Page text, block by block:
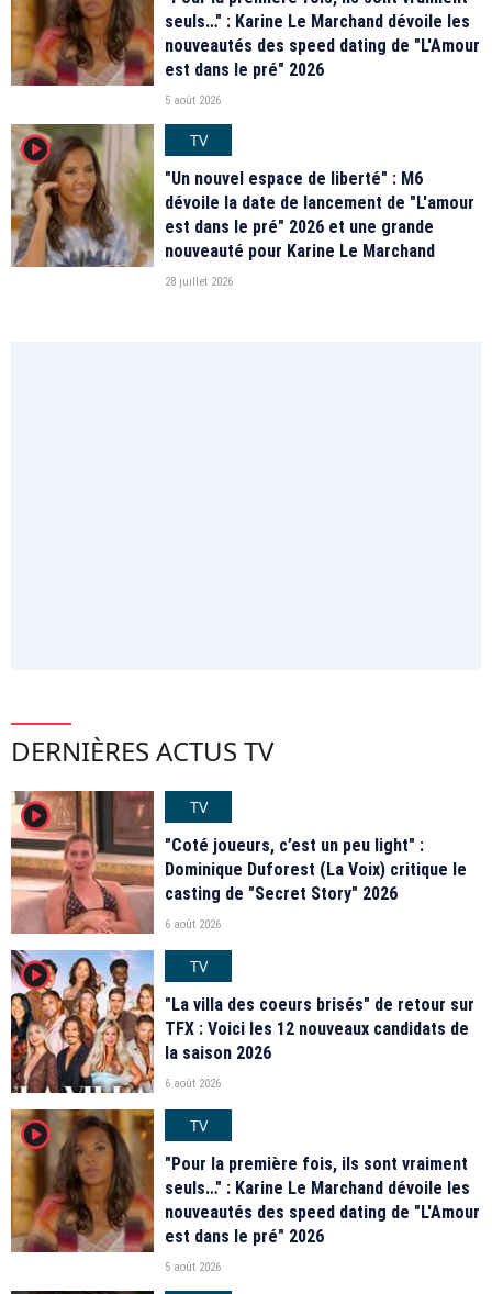
seuls…" : Karine Le Marchand dévoile les
nouveautés des speed dating de "L'Amour
est dans le pré" 2026
5 août 2026
player2
TV
"Un nouvel espace de liberté" : M6
dévoile la date de lancement de "L'amour
est dans le pré" 2026 et une grande
nouveauté pour Karine Le Marchand
28 juillet 2026
DERNIÈRES ACTUS TV
player2
TV
"Coté joueurs, c’est un peu light" :
Dominique Duforest (La Voix) critique le
casting de "Secret Story" 2026
6 août 2026
player2
TV
"La villa des coeurs brisés" de retour sur
TFX : Voici les 12 nouveaux candidats de
la saison 2026
6 août 2026
player2
TV
"Pour la première fois, ils sont vraiment
seuls…" : Karine Le Marchand dévoile les
nouveautés des speed dating de "L'Amour
est dans le pré" 2026
5 août 2026